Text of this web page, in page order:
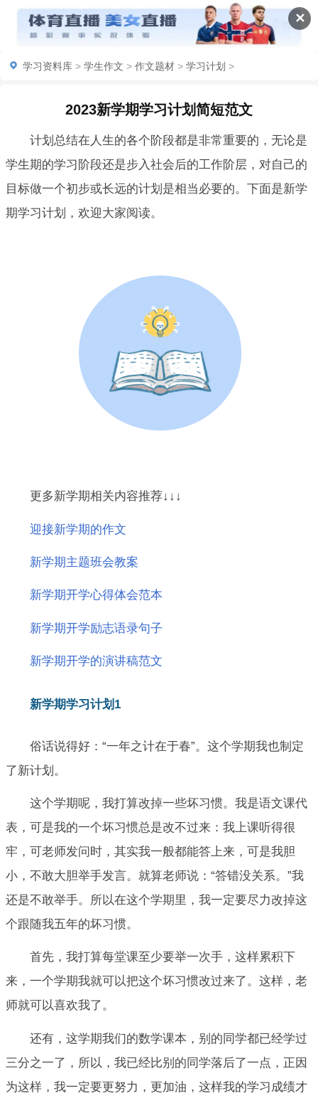
✕
学习资料库 > 学生作文 > 作文题材 > 学习计划 >
2023新学期学习计划简短范文
计划总结在人生的各个阶段都是非常重要的，无论是
学生期的学习阶段还是步入社会后的工作阶层，对自己的
目标做一个初步或长远的计划是相当必要的。下面是新学
期学习计划，欢迎大家阅读。
更多新学期相关内容推荐↓↓↓
迎接新学期的作文
新学期主题班会教案
新学期开学心得体会范本
新学期开学励志语录句子
新学期开学的演讲稿范文
新学期学习计划1
俗话说得好：“一年之计在于春”。这个学期我也制定
了新计划。
这个学期呢，我打算改掉一些坏习惯。我是语文课代
表，可是我的一个坏习惯总是改不过来：我上课听得很
牢，可老师发问时，其实我一般都能答上来，可是我胆
小，不敢大胆举手发言。就算老师说：“答错没关系。”我
还是不敢举手。所以在这个学期里，我一定要尽力改掉这
个跟随我五年的坏习惯。
首先，我打算每堂课至少要举一次手，这样累积下
来，一个学期我就可以把这个坏习惯改过来了。这样，老
师就可以喜欢我了。
还有，这学期我们的数学课本，别的同学都已经学过
三分之一了，所以，我已经比别的同学落后了一点，正因
为这样，我一定要更努力，更加油，这样我的学习成绩才